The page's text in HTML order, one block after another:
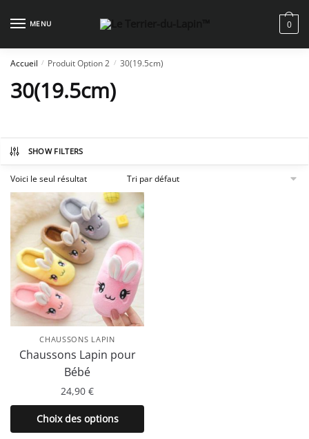
MENU 0
Accueil / Produit Option 2 / 30(19.5cm)
30(19.5cm)
SHOW FILTERS
Voici le seul résultat
CHAUSSONS LAPIN
Chaussons Lapin pour
Bébé
24,90 €
Choix des options
Ce
produit